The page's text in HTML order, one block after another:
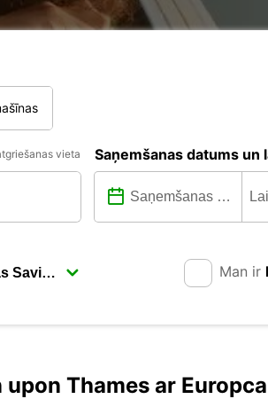
vieta Saņemšanas datums un
Man ir
Thames ar